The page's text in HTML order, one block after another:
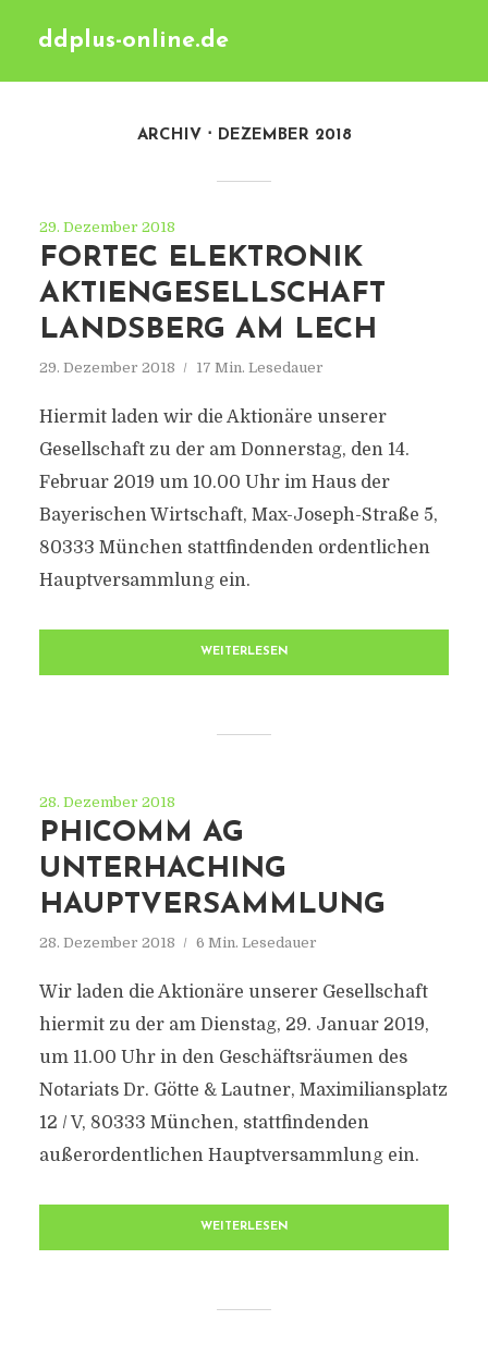
ddplus-online.de
ARCHIV DEZEMBER 2018
29. Dezember 2018
FORTEC ELEKTRONIK
AKTIENGESELLSCHAFT
LANDSBERG AM LECH
29. Dezember 2018 17 Min. Lesedauer
Hiermit laden wir die Aktionäre unserer
Gesellschaft zu der am Donnerstag, den 14.
Februar 2019 um 10.00 Uhr im Haus der
Bayerischen Wirtschaft, Max-Joseph-Straße 5,
80333 München stattfindenden ordentlichen
Hauptversammlung ein.
WEITERLESEN
28. Dezember 2018
PHICOMM AG
UNTERHACHING
HAUPTVERSAMMLUNG
28. Dezember 2018 6 Min. Lesedauer
Wir laden die Aktionäre unserer Gesellschaft
hiermit zu der am Dienstag, 29. Januar 2019,
um 11.00 Uhr in den Geschäftsräumen des
Notariats Dr. Götte & Lautner, Maximiliansplatz
12 / V, 80333 München, stattfindenden
außerordentlichen Hauptversammlung ein.
WEITERLESEN